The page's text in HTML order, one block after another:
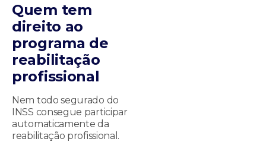
Quem tem
direito ao
programa de
reabilitação
profissional
Nem todo segurado do
INSS consegue participar
automaticamente da
reabilitação profissional.